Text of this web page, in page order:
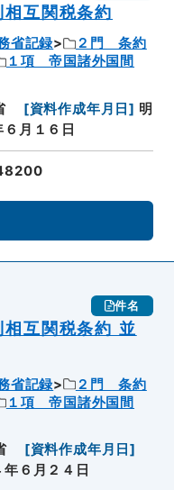
互関税条約
省記録
２門 条約
１項 帝国諸外国間
[資料作成年月日] 明
月１６日
件名
互関税条約 並
省記録
２門 条約
１項 帝国諸外国間
[資料作成年月日]
６月２４日